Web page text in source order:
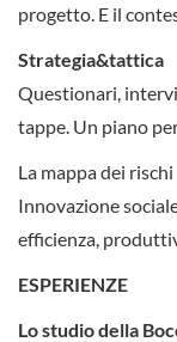
progetto. E il
Strategia&tattica
Questionari,
tappe. Un piano
La mappa dei rischi
Innovazione
efficienza,
ESPERIENZE
Lo studio della